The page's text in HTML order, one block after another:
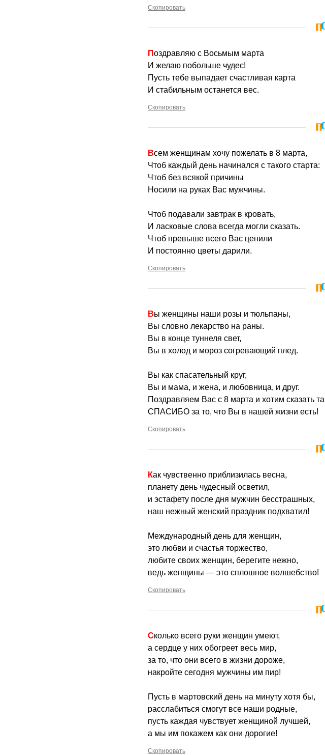
Скопировать
Поздравляю с Восьмым марта
И желаю побольше чудес!
Пусть тебе выпадает счастливая карта
И стабильным останется вес.
Скопировать
Всем женщинам хочу пожелать в 8 марта,
Чтоб каждый день начинался с такого старта:
Чтоб без всякой причины
Носили на руках Вас мужчины.
Чтоб подавали завтрак в кровать,
И ласковые слова всегда могли сказать.
Чтоб превыше всего Вас ценили
И постоянно цветы дарили.
Скопировать
Вы женщины наши розы и тюльпаны,
Вы словно лекарство на раны.
Вы в конце туннеля свет,
Вы в холод и мороз согревающий плед.
Вы как спасательный круг,
Вы и мама, и жена, и любовница, и друг.
Поздравляем Вас с 8 марта и хотим сказать
СПАСИБО за то, что Вы в нашей жизни есть!
Скопировать
Как чувственно приблизилась весна,
планету день чудесный осветил,
и эстафету после дня мужчин бесстрашных,
наш нежный женский праздник подхватил!
Международный день для женщин,
это любви и счастья торжество,
любите своих женщин, берегите нежно,
ведь женщины — это сплошное волшебство!
Скопировать
Сколько всего руки женщин умеют,
а сердце у них обогреет весь мир,
за то, что они всего в жизни дороже,
накройте сегодня мужчины им пир!
Пусть в мартовский день на минуту хотя бы,
расслабиться смогут все наши родные,
пусть каждая чувствует женщиной лучшей,
а мы им покажем как они дорогие!
Скопировать